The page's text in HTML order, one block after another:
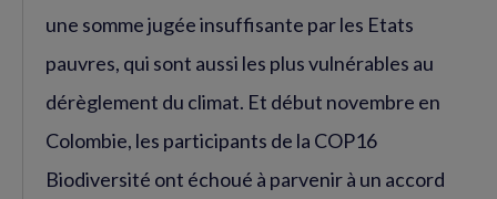
une somme jugée insuffisante par les Etats
pauvres, qui sont aussi les plus vulnérables au
dérèglement du climat. Et début novembre en
Colombie, les participants de la COP16
Biodiversité ont échoué à parvenir à un accord